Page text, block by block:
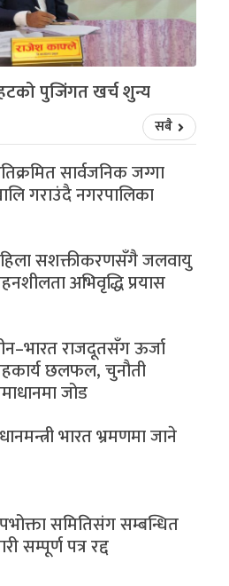
पुजिंगत खर्च शुन्य
सबै
सार्वजनिक जग्गा
गराउंदै नगरपालिका
सशक्तीकरणसँगै जलवायु
अभिवृद्धि प्रयास
राजदूतसँग ऊर्जा
छलफल, चुनौती
जोड
भारत भ्रमणमा जाने
समितिसंग सम्बन्धित
सम्पूर्ण पत्र रद्द